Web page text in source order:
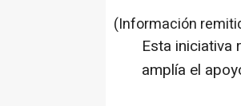
(Información
Esta iniciativa
amplía el